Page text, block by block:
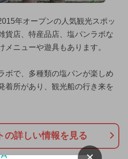
年オープンの人気観光スポッ
貨店、特産品店、塩パンラボな
メニューや遊具もあります。
ボで、多種類の塩パンが楽しめ
着所があり、観光船の行き来を
の詳しい情報を見る